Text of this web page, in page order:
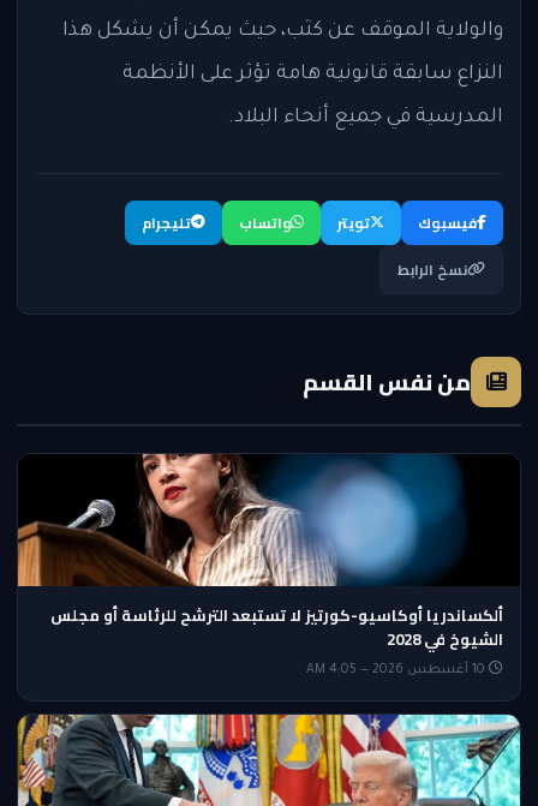
والولاية الموقف عن كثب، حيث يمكن أن يشكل هذا
النزاع سابقة قانونية هامة تؤثر على الأنظمة
المدرسية في جميع أنحاء البلاد.
فيسبوك تويتر واتساب
تليجرام
نسخ الرابط
من نفس القسم
ألكساندريا أوكاسيو-كورتيز لا تستبعد الترشح للرئاسة أو مجلس
الشيوخ في 2028